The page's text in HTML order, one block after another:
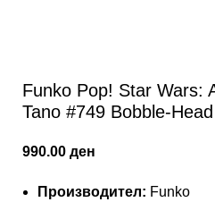
Funko Pop! Star Wars:
Tano #749 Bobble-Head
990.00 ден
Производител: Funko